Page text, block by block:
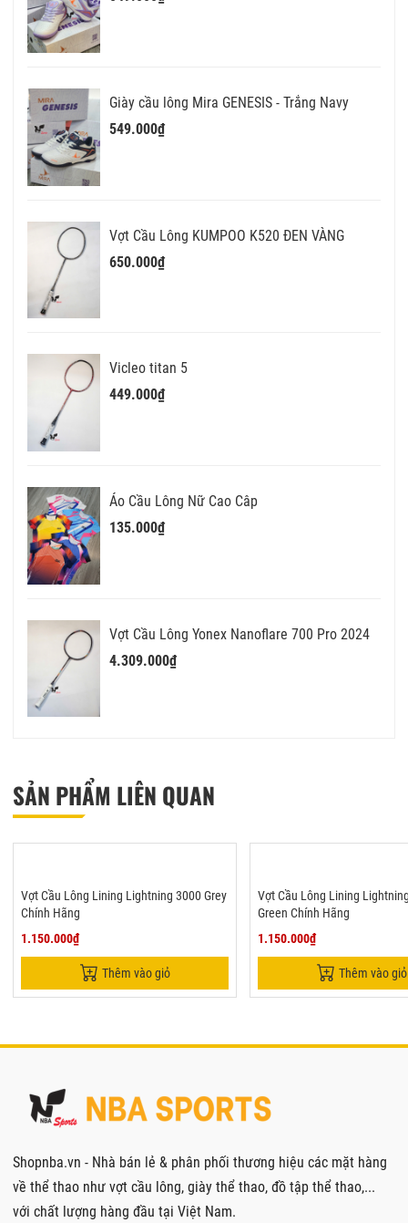
Giày cầu lông Mira GENESIS - Trắng Navy
549.000₫
Vợt Cầu Lông KUMPOO K520 ĐEN VÀNG
650.000₫
Vicleo titan 5
449.000₫
Áo Cầu Lông Nữ Cao Câp
135.000₫
Vợt Cầu Lông Yonex Nanoflare 700 Pro 2024
4.309.000₫
SẢN PHẨM LIÊN QUAN
Vợt Cầu Lông Lining Lightning 3000 Grey
Chính Hãng
1.150.000₫
Thêm vào giỏ
Vợt Cầu Lông Lining
Green Chính Hãng
1.150.000₫
Thêm vào giỏ
Shopnba.vn - Nhà bán lẻ & phân phối thương hiệu các mặt hàng
về thể thao như vợt cầu lông, giày thể thao, đồ tập thể thao,...
với chất lượng hàng đầu tại Việt Nam.